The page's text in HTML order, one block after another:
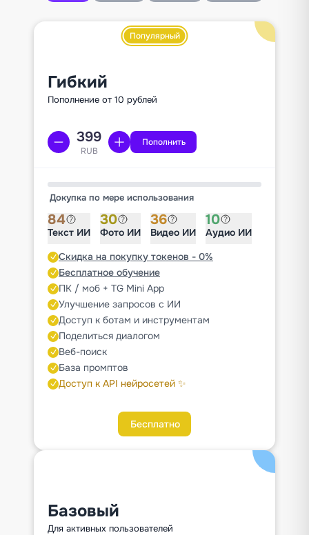
Популярный
Гибкий
Пополнение от 10 рублей
RUB
Пополнить
Докупка по мере использования
84
Текст ИИ
30
Фото ИИ
36
Видео ИИ
10
Аудио ИИ
Скидка на покупку токенов - 0%
Бесплатное обучение
ПК / моб + TG Mini App
Улучшение запросов с ИИ
Доступ к ботам и инструментам
Поделиться диалогом
Веб-поиск
База промптов
Доступ к API нейросетей ✨
Бесплатно
Базовый
Для активных пользователей